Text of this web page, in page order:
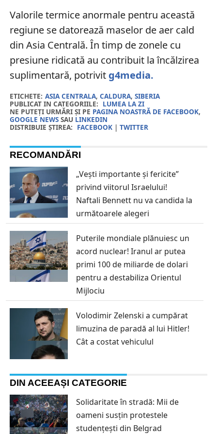
Valorile termice anormale pentru această
regiune se datorează maselor de aer cald
din Asia Centrală. În timp de zonele cu
presiune ridicată au contribuit la încălzirea
suplimentară, potrivit g4media.
ETICHETE: ASIA CENTRALA, CALDURA, SIBERIA
PUBLICAT IN CATEGORIILE: LUMEA LA ZI
NE PUTEȚI URMĂRI ȘI PE PAGINA NOASTRĂ DE FACEBOOK,
GOOGLE NEWSSAU LINKEDIN
DISTRIBUIE ȘTIREA: FACEBOOK| TWITTER
RECOMANDĂRI
„Vești importante și fericite”
privind viitorul Israelului!
Naftali Bennett nu va candida la
următoarele alegeri
Puterile mondiale plănuiesc un
acord nuclear! Iranul ar putea
primi 100 de miliarde de dolari
pentru a destabiliza Orientul
Mijlociu
Volodimir Zelenski a cumpărat
limuzina de paradă al lui Hitler!
Cât a costat vehiculul
DIN ACEEAȘI CATEGORIE
Solidaritate în stradă: Mii de
oameni susțin protestele
studențești din Belgrad